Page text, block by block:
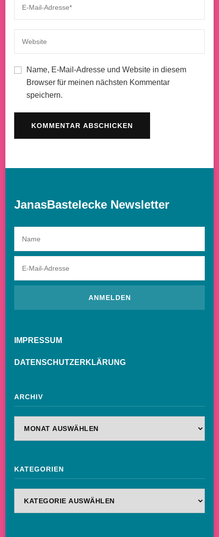
Name, E-Mail-Adresse und Website in diesem
Browser für meinen nächsten Kommentar
speichern.
JanasBastelecke Newsletter
IMPRESSUM
DATENSCHUTZERKLÄRUNG
ARCHIV
KATEGORIEN